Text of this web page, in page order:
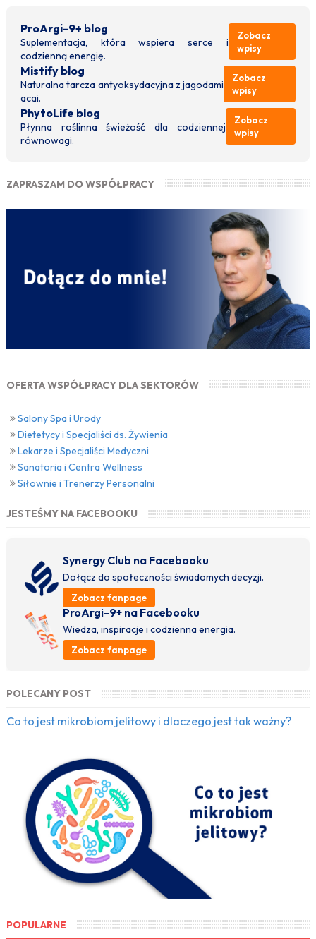
ProArgi-9+ blog
Suplementacja, która wspiera serce i
codzienną energię.
Zobacz
wpisy
Mistify blog
Naturalna tarcza antyoksydacyjna z jagodami
acai.
Zobacz
wpisy
PhytoLife blog
Płynna roślinna świeżość dla codziennej
równowagi.
Zobacz
wpisy
ZAPRASZAM DO WSPÓŁPRACY
OFERTA WSPÓŁPRACY DLA SEKTORÓW
Salony Spa i Urody
Dietetycy i Specjaliści ds. Żywienia
Lekarze i Specjaliści Medyczni
Sanatoria i Centra Wellness
Siłownie i Trenerzy Personalni
JESTEŚMY NA FACEBOOKU
Synergy Club na Facebooku
Dołącz do społeczności świadomych decyzji.
Zobacz fanpage
ProArgi-9+ na Facebooku
Wiedza, inspiracje i codzienna energia.
Zobacz fanpage
POLECANY POST
Co to jest mikrobiom jelitowy i dlaczego jest tak ważny?
POPULARNE